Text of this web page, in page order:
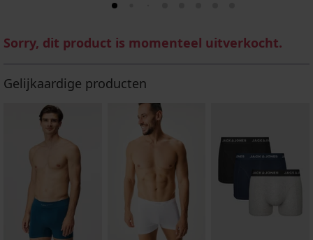
Sorry, dit product is momenteel uitverkocht.
Gelijkaardige producten